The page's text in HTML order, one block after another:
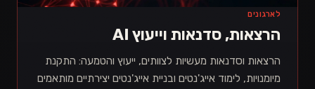
לארגונים
הרצאות, סדנאות וייעוץ AI
הרצאות וסדנאות מעשיות לצוותים, ייעוץ והטמעה: התקנת
מיומנויות, לימוד אייג'נטים ובניית אייג'נטים יצירתיים מותאמים